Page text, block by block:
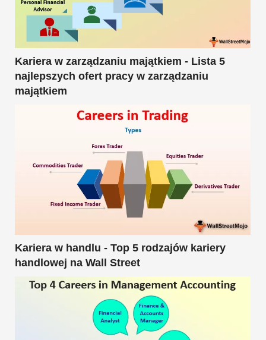
Kariera w zarządzaniu majątkiem - Lista 5
najlepszych ofert pracy w zarządzaniu
majątkiem
Kariera w handlu - Top 5 rodzajów kariery
handlowej na Wall Street